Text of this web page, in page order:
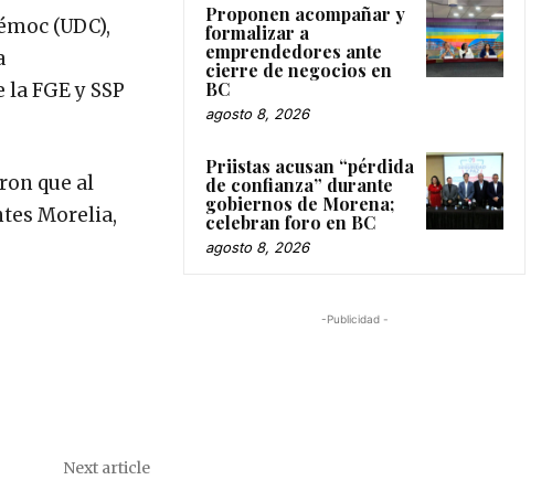
(UDC),
FGE y SSP
que al
Morelia,
Next article
Proponen acompañar y
formalizar a
emprendedores ante
cierre de negocios en
BC
agosto 8, 2026
Priistas acusan “pérdida
de confianza” durante
gobiernos de Morena;
celebran foro en BC
agosto 8, 2026
-Publicidad -